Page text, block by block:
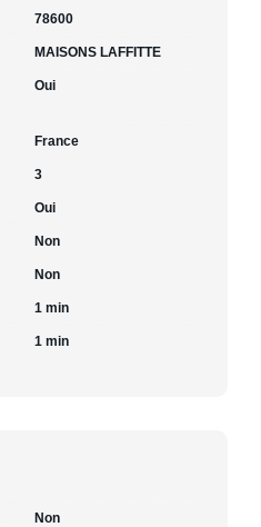
78600
MAISONS LAFFITTE
Oui
France
3
Oui
Non
Non
1 min
1 min
Non